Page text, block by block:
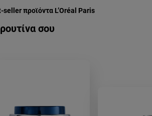
σου
προϊόντα L’Oréal Paris